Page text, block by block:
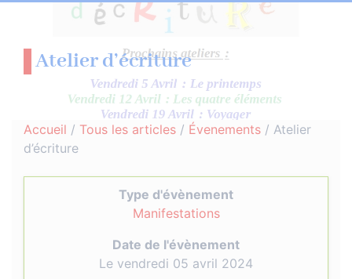
Atelier d’écriture
Accueil / Tous les articles / Évenements / Atelier
d’écriture
Type d'évènement
Manifestations
Date de l'évènement
Le vendredi 05 avril 2024